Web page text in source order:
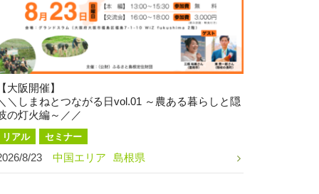
【大阪開催】
＼しまねとつながる日vol.01 ～農ある暮らしと隠
の灯火編～／／
リアル セミナー
8/23 中国エリア 島根県